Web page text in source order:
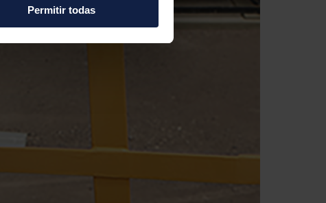
funciones de redes sociales
con nuestros partners de
les haya proporcionado o
Permitir todas